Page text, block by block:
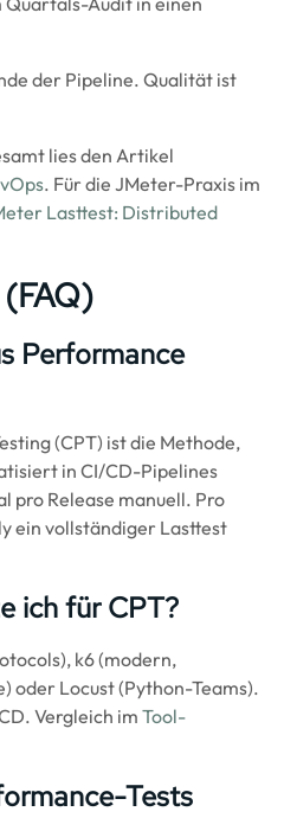
der Pipeline. Qualität ist
lies den Artikel
. Für die JMeter-Praxis im
Lasttest: Distributed
Performance
(CPT) ist die Methode,
in CI/CD-Pipelines
pro Release manuell. Pro
ein vollständiger Lasttest
ich für CPT?
k6 (modern,
oder Locust (Python-Teams).
Vergleich im Tool-
Tests